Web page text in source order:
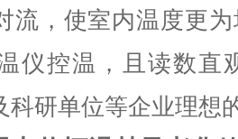
流，使室内温度更
仪控温，且读数直
科研单位等企业理想